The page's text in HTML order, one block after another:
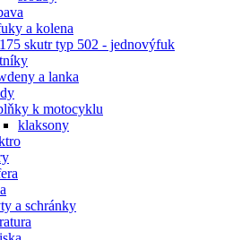
a kolena
skutr typ 502 - jednovýfuk
a lanka
k motocyklu
klaksony
a schránky